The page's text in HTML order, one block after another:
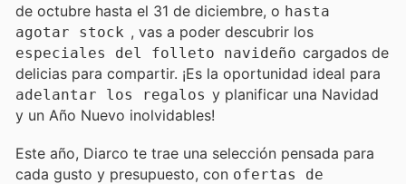
de octubre hasta el 31 de diciembre, o hasta
agotar stock , vas a poder descubrir los
especiales del folleto navideño cargados de
delicias para compartir. ¡Es la oportunidad ideal para
adelantar los regalos y planificar una Navidad
y un Año Nuevo inolvidables!
Este año, Diarco te trae una selección pensada para
cada gusto y presupuesto, con ofertas de